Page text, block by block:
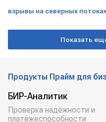
взрывы на северных
Газ Северный поток - 2
Показать
Продукты Прайм для
БИР-Аналитик
Проверка надёжности и
платёжеспособности